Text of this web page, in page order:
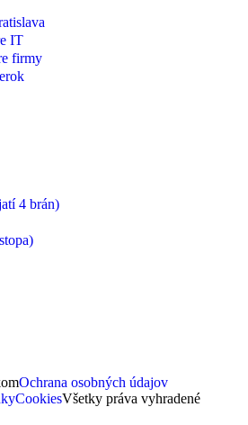
IT
firmy
4 brán)
Ochrana osobných údajov
CookiesVšetky práva vyhradené